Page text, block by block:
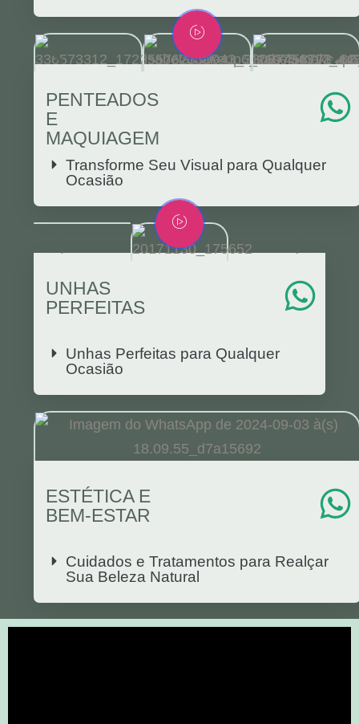
PENTEADOS
E
MAQUIAGEM
Transforme Seu Visual para Qualquer
Ocasião
UNHAS
PERFEITAS
Unhas Perfeitas para Qualquer
Ocasião
ESTÉTICA E
BEM-ESTAR
Cuidados e Tratamentos para Realçar
Sua Beleza Natural